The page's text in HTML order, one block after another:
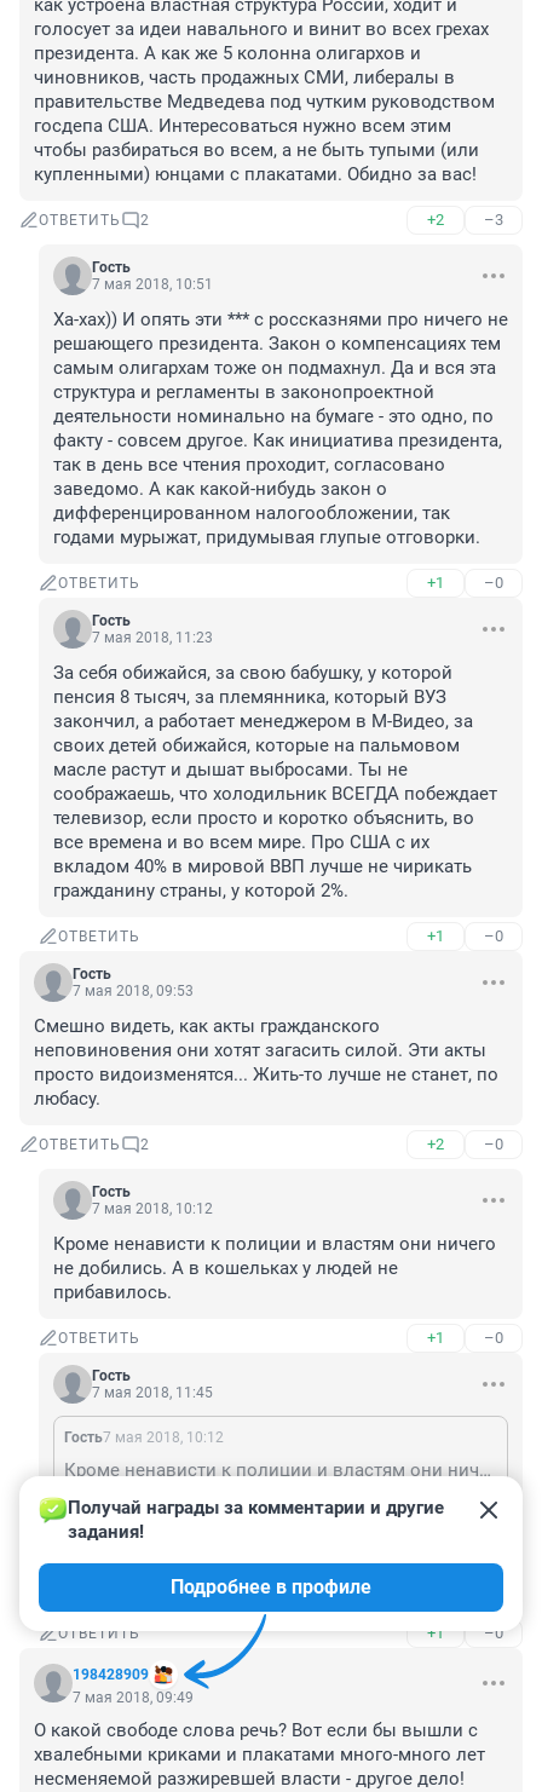
как устроена властная структура России, ходит и
голосует за идеи навального и винит во всех грехах
президента. А как же 5 колонна олигархов и
чиновников, часть продажных СМИ, либералы в
правительстве Медведева под чутким руководством
госдепа США. Интересоваться нужно всем этим
чтобы разбираться во всем, а не быть тупыми (или
купленными) юнцами с плакатами. Обидно за вас!
ОТВЕТИТЬ 2 +2 –3
Гость
7 мая 2018, 10:51
Ха-хах)) И опять эти *** с россказнями про ничего не
решающего президента. Закон о компенсациях тем
самым олигархам тоже он подмахнул. Да и вся эта
структура и регламенты в законопроектной
деятельности номинально на бумаге - это одно, по
факту - совсем другое. Как инициатива президента,
так в день все чтения проходит, согласовано
заведомо. А как какой-нибудь закон о
дифференцированном налогообложении, так
годами мурыжат, придумывая глупые отговорки.
ОТВЕТИТЬ +1 –0
Гость
7 мая 2018, 11:23
За себя обижайся, за свою бабушку, у которой
пенсия 8 тысяч, за племянника, который ВУЗ
закончил, а работает менеджером в М-Видео, за
своих детей обижайся, которые на пальмовом
масле растут и дышат выбросами. Ты не
соображаешь, что холодильник ВСЕГДА побеждает
телевизор, если просто и коротко объяснить, во
все времена и во всем мире. Про США с их
вкладом 40% в мировой ВВП лучше не чирикать
гражданину страны, у которой 2%.
ОТВЕТИТЬ +1 –0
Гость
7 мая 2018, 09:53
Смешно видеть, как акты гражданского
неповиновения они хотят загасить силой. Эти акты
просто видоизменятся... Жить-то лучше не станет, по
любасу.
ОТВЕТИТЬ 2 +2 –0
Гость
7 мая 2018, 10:12
Кроме ненависти к полиции и властям они ничего
не добились. А в кошельках у людей не
прибавилось.
ОТВЕТИТЬ +1 –0
Гость
7 мая 2018, 11:45
Гость7 мая 2018, 10:12
Кроме ненависти к полиции и властям они ничего не добились. А в кошельках у людей не прибавилось.
Тут одно из двух - либо они историю не учили, либо
считают себя такими гигантами, которые могут ее
делать. Падение уровня жизни и войны в Донбассе
и Сирии больше указывают на первое...
ОТВЕТИТЬ +1 –0
198428909
Получай награды за комментарии и другие
задания!
Подробнее в профиле
7 мая 2018, 09:49
О какой свободе слова речь? Вот если бы вышли с
хвалебными криками и плакатами много-много лет
несменяемой разжиревшей власти - другое дело!